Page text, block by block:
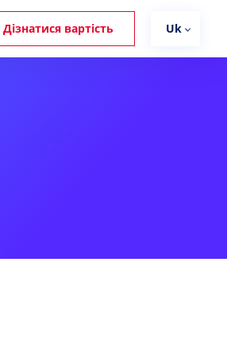
Дізнатися вартість Uk